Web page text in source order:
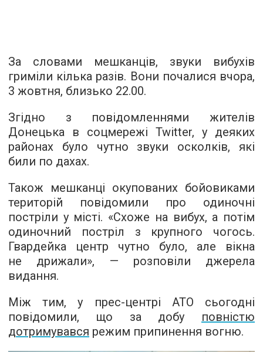
За словами мешканців, звуки вибухів
гриміли кілька разів. Вони почалися вчора,
3 жовтня, близько 22.00.
Згідно з повідомленнями жителів
Донецька в соцмережі Twitter, у деяких
районах було чутно звуки осколків, які
били по дахах.
Також мешканці окупованих бойовиками
територій повідомили про одиночні
постріли у місті. «Схоже на вибух, а потім
одиночний постріл з крупного чогось.
Гвардейка центр чутно було, але вікна
не дрижали», — розповіли джерела
видання.
Між тим, у прес-центрі АТО сьогодні
повідомили, що за добу повністю
дотримувався режим припинення вогню.